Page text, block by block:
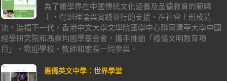
為了讓學界在中國傳統文化涵養及品德教育的範疇
上，得到理論與實踐並行的支援，在社會上形成清
流，造福下一代，香港中文大學文學院國學中心聯同清華大學中國
經學研究院和馮燊均國學基金會，攜手推動「禮儀文明教育項
目」，歡迎學校、教師和家長一同參與。
惠僑英文中學：世界學堂